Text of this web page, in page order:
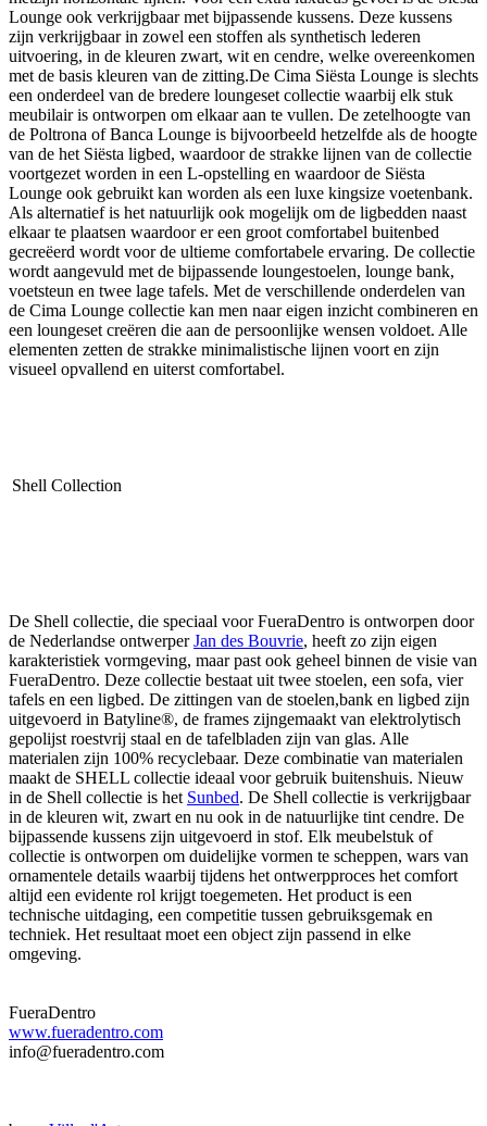
Lounge ook verkrijgbaar met bijpassende kussens. Deze kussens
zijn verkrijgbaar in zowel een stoffen als synthetisch lederen
uitvoering, in de kleuren zwart, wit en cendre, welke overeenkomen
met de basis kleuren van de zitting.De Cima Siësta Lounge is slechts
een onderdeel van de bredere loungeset collectie waarbij elk stuk
meubilair is ontworpen om elkaar aan te vullen. De zetelhoogte van
de Poltrona of Banca Lounge is bijvoorbeeld hetzelfde als de hoogte
van de het Siësta ligbed, waardoor de strakke lijnen van de collectie
voortgezet worden in een L-opstelling en waardoor de Siësta
Lounge ook gebruikt kan worden als een luxe kingsize voetenbank.
Als alternatief is het natuurlijk ook mogelijk om de ligbedden naast
elkaar te plaatsen waardoor er een groot comfortabel buitenbed
gecreëerd wordt voor de ultieme comfortabele ervaring. De collectie
wordt aangevuld met de bijpassende loungestoelen, lounge bank,
voetsteun en twee lage tafels. Met de verschillende onderdelen van
de Cima Lounge collectie kan men naar eigen inzicht combineren en
een loungeset creëren die aan de persoonlijke wensen voldoet. Alle
elementen zetten de strakke minimalistische lijnen voort en zijn
visueel opvallend en uiterst comfortabel.
Shell Collection
De Shell collectie, die speciaal voor FueraDentro is ontworpen door
de Nederlandse ontwerperJan des Bouvrie, heeft zo zijn eigen
karakteristiek vormgeving, maar past ook geheel binnen de visie van
FueraDentro. Deze collectie bestaat uit twee stoelen, een sofa, vier
tafels en een ligbed. De zittingen van de stoelen,bank en ligbed zijn
uitgevoerd in Batyline®, de frames zijngemaakt van elektrolytisch
gepolijst roestvrij staal en de tafelbladen zijn van glas. Alle
materialen zijn 100% recyclebaar. Deze combinatie van materialen
maakt de SHELL collectie ideaal voor gebruik buitenshuis. Nieuw
in de Shell collectie is het Sunbed. De Shell collectie is verkrijgbaar
in de kleuren wit, zwart en nu ook in de natuurlijke tint cendre. De
bijpassende kussens zijn uitgevoerd in stof. Elk meubelstuk of
collectie is ontworpen om duidelijke vormen te scheppen, wars van
ornamentele details waarbij tijdens het ontwerpproces het comfort
altijd een evidente rol krijgt toegemeten. Het product is een
technische uitdaging, een competitie tussen gebruiksgemak en
techniek. Het resultaat moet een object zijn passend in elke
omgeving.
FueraDentro
www.fueradentro.com
info@fueradentro.com